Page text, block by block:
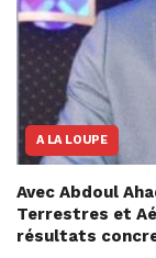
A LA LOUPE
Avec Abdoul
Terrestres et
résultats